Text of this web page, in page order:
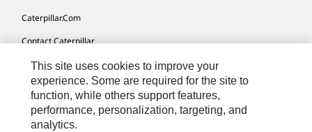
Caterpillar.com
Contact Caterpillar
Mijn Marketingvoorkeuren
Site Map
Cookie Settings
This site uses cookies to improve your
experience. Some are required for the site to
function, while others support features,
performance, personalization, targeting, and
analytics.